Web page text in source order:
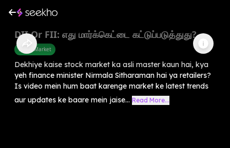
DII Or FII: எது மார்க்கெட்டை கட்டுப்படுத்துது?
Share Market
Dekhiye kaise stock market ka asli master kaun hai, kya
yeh finance minister Nirmala Sitharaman hai ya retailers?
Is video mein hum baat karenge market ke latest trends
aur updates ke baare mein jaise... Read More...